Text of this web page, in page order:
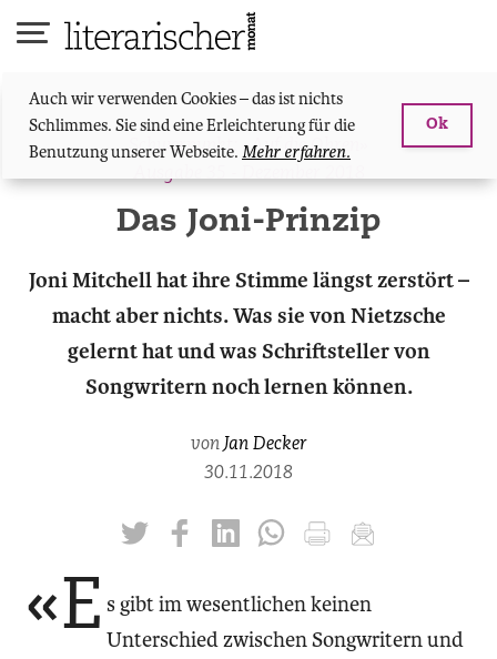
Auch wir verwenden Cookies – das ist nichts
Schlimmes. Sie sind eine Erleichterung für die
Benutzung unserer Webseite. Mehr erfahren.
Ok
Schwerpunkt: «Auf die Ohren»
Das Joni-Prinzip
Joni Mitchell hat ihre Stimme längst zerstört –
macht aber nichts. Was sie von Nietzsche
gelernt hat und was Schriftsteller von
Songwritern noch lernen können.
von Jan Decker
30.11.2018
twittern liken teilen teilen drucken
«E s gibt im wesentlichen keinen
Unterschied zwischen Songwritern und